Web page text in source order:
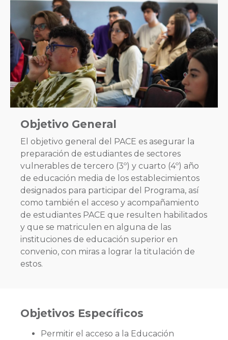
Objetivo General
El objetivo general del PACE es asegurar la
preparación de estudiantes de sectores
vulnerables de tercero (3º) y cuarto (4º) año
de educación media de los establecimientos
designados para participar del Programa, así
como también el acceso y acompañamiento
de estudiantes PACE que resulten habilitados
y que se matriculen en alguna de las
instituciones de educación superior en
convenio, con miras a lograr la titulación de
estos.
Objetivos Específicos
Permitir el acceso a la Educación